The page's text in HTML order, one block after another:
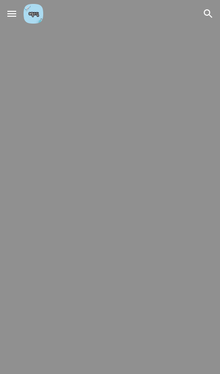
Skip to main content Skip to navigation